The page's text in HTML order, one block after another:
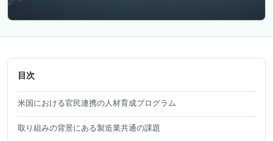
目次
米国における官民連携の人材育成プログラム
取り組みの背景にある製造業共通の課題